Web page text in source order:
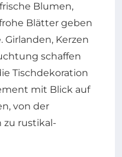
Blumen,
Blätter geben
Girlanden, Kerzen
schaffen
Tischdekoration
mit Blick auf
von der
zu rustikal-